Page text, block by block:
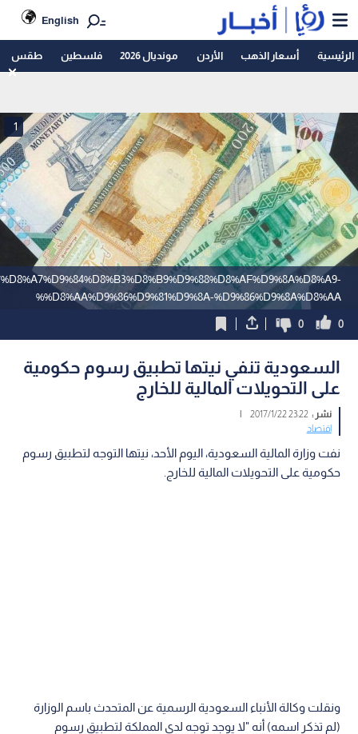
English
الرئيسية أسعار الذهب الأردن مونديال 2026 فلسطين طقس
%D8%AA%D9%86%D9%81%D9%8A-%D9%86%D9%8A%D8%AA%
1
0
0
السعودية تنفي نيتها تطبيق رسوم حكومية
على التحويلات المالية للخارج
نشر :23:22 2017/1/22
|
اقتصاد
نفت وزارة المالية السعودية، اليوم الأحد، نيتها التوجه لتطبيق رسوم
حكومية على التحويلات المالية للخارج.
ونقلت وكالة الأنباء السعودية الرسمية عن المتحدث باسم الوزارة
(لم تذكر اسمه) أنه "لا يوجد توجه لدى المملكة لتطبيق رسوم